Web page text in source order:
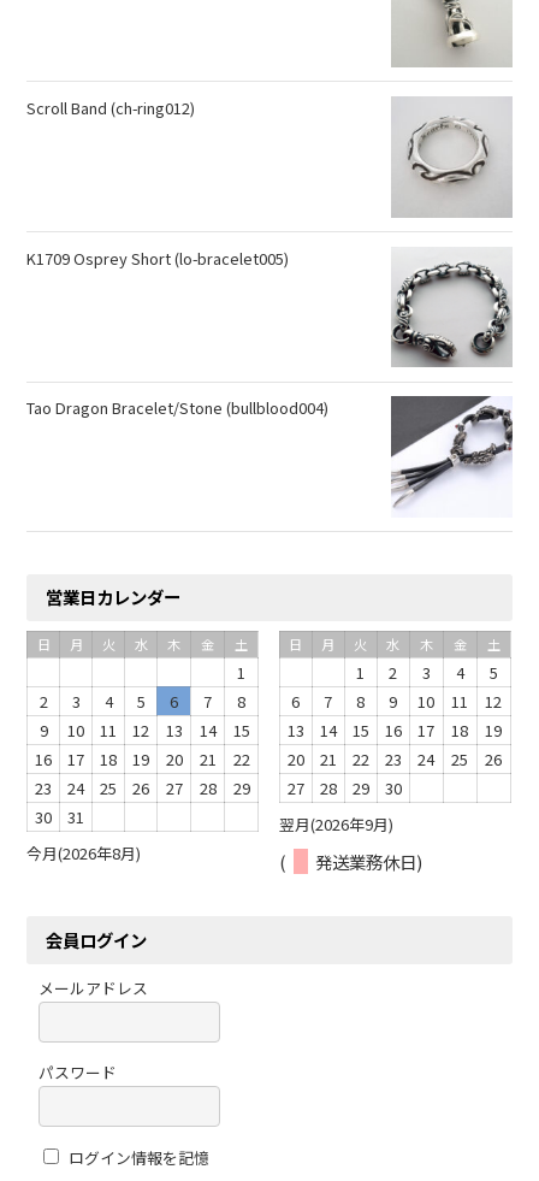
Scroll Band (ch-ring012)
K1709 Osprey Short (lo-bracelet005)
Tao Dragon Bracelet/Stone (bullblood004)
営業日カレンダー
今月(2026年8月)
日 月 火 水 木 金 土
1
2
3 4 5 6 7
8
9
10 11 12 13 14
15
16
17 18 19 20 21
22
23
24 25 26 27 28
29
30
31 翌月(2026年9月)
日 月 火 水 木 金 土
1 2 3 4
5
6
7 8 9 10 11
12
13
14 15 16 17 18
19
20
21 22 23 24 25
26
27
28 29 30
( 発送業務休日)
会員ログイン
メールアドレス
パスワード
ログイン情報を記憶